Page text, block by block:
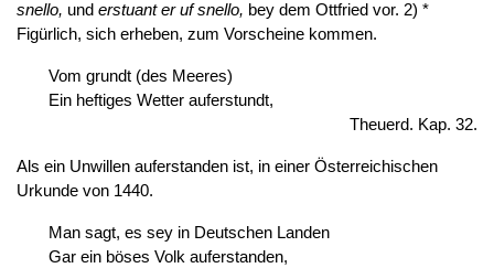
snello, und erstuant er uf snello, bey dem Ottfried vor. 2) *
Figürlich, sich erheben, zum Vorscheine kommen.
Vom grundt (des Meeres)
Ein heftiges Wetter auferstundt,
Theuerd. Kap. 32.
Als ein Unwillen auferstanden ist, in einer Österreichischen
Urkunde von 1440.
Man sagt, es sey in Deutschen Landen
Gar ein böses Volk auferstanden,